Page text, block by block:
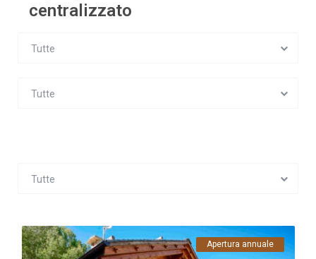
centralizzato
Tutte
Tutte
Tutte
Apertura annuale